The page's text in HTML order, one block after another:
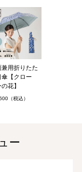
兼用折りたた
傘【クロー
花】
（税込）
ー